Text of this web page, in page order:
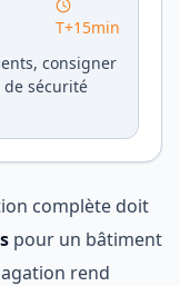
T+15min
consigner
sécurité
complète doit
pour un bâtiment
rend